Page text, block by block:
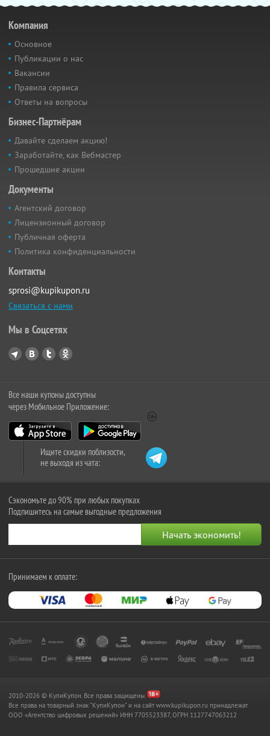
Компания
Основное
Публикации о нас
Вакансии
Правила сервиса
Ответы на вопросы
Бизнес-Партнёрам
Давайте сделаем акцию!
Заработайте, как Вебмастер
Прошедшие акции
Документы
Агентский договор
Лицензионный договор
Публичная оферта
Политика конфиденциальности
Контакты
sprosi@kupikupon.ru
Связаться с нами
Мы в Соцсетях
Все наши купоны доступны
через Мобильное Приложение:
Ищите скидки поблизости,
не выходя из чата:
Сэкономьте до 90% при любых покупках
Подпишитесь на самые выгодные предложения
Принимаем к оплате:
2010-2026 © КупиКупон. Все права защищены.
Все права на товарный знак "КупиКупон" и на сайт www.kupikupon.ru принадлежат
OOO «Агентство цифровых решений» ИНН 7705523387, ОГРН 1127747063212